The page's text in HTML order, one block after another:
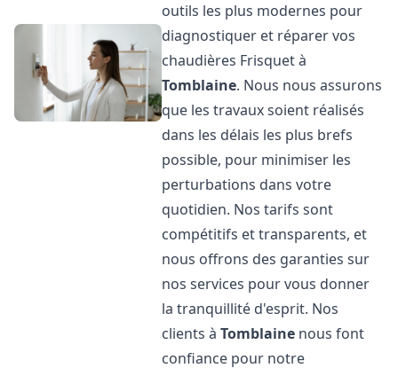
outils les plus modernes pour
diagnostiquer et réparer vos
chaudières Frisquet à
Tomblaine. Nous nous assurons
que les travaux soient réalisés
dans les délais les plus brefs
possible, pour minimiser les
perturbations dans votre
quotidien. Nos tarifs sont
compétitifs et transparents, et
nous offrons des garanties sur
nos services pour vous donner
la tranquillité d'esprit. Nos
clients àTomblaine nous font
confiance pour notre